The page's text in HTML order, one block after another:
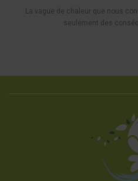
La vague de chaleur que nous
seulement des